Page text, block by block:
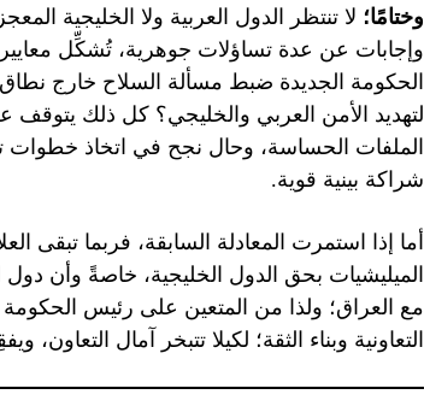
وختامًا؛ لا تنتظر الدول العربية ولا الخليجية
وإجابات عن عدة تساؤلات جوهرية، تُشكِّل معايير
الحكومة الجديدة ضبط مسألة السلاح خارج
لتهديد الأمن العربي والخليجي؟ كل ذلك
الملفات الحساسة، وحال نجح في اتخاذ خطوات
شراكة بينية قوية.
أما إذا استمرت المعادلة السابقة، فربما تبقى
الميليشيات بحق الدول الخليجية، خاصةً وأن دول
مع العراق؛ ولذا من المتعين على رئيس الحكومة
التعاونية وبناء الثقة؛ لكيلا تتبخر آمال